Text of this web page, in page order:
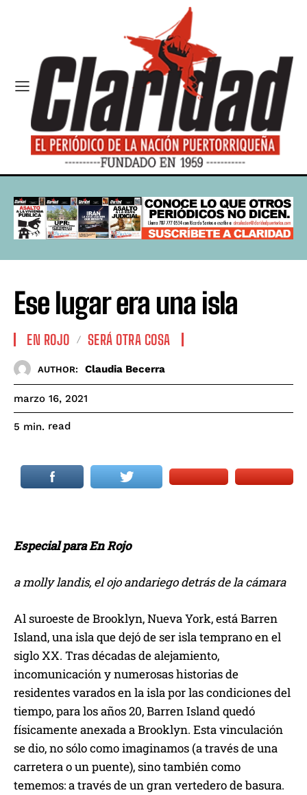
Ese lugar era una isla
EN ROJO SERÁ OTRA COSA
AUTHOR: Claudia Becerra
marzo 16, 2021
5 min. read
Especial para En Rojo
a molly landis, el ojo andariego detrás de la cámara
Al suroeste de Brooklyn, Nueva York, está Barren
Island, una isla que dejó de ser isla temprano en el
siglo XX. Tras décadas de alejamiento,
incomunicación y numerosas historias de
residentes varados en la isla por las condiciones del
tiempo, para los años 20, Barren Island quedó
físicamente anexada a Brooklyn. Esta vinculación
se dio, no sólo como imaginamos (a través de una
carretera o un puente), sino también como
tememos: a través de un gran vertedero de basura.